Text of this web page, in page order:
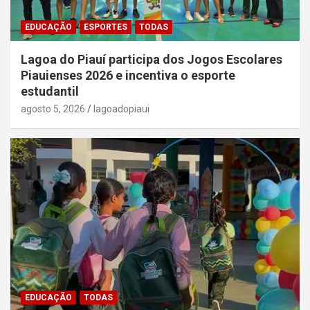
EDUCAÇÃO ESPORTES TODAS
Lagoa do Piauí participa dos Jogos Escolares
Piauienses 2026 e incentiva o esporte
estudantil
agosto 5, 2026 lagoadopiaui
EDUCAÇÃO TODAS